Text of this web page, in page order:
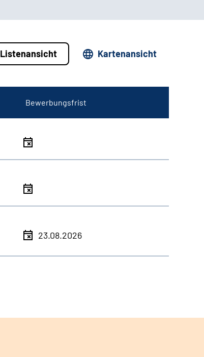
Listenansicht Kartenansicht
Bewerbungsfrist
23.08.2026